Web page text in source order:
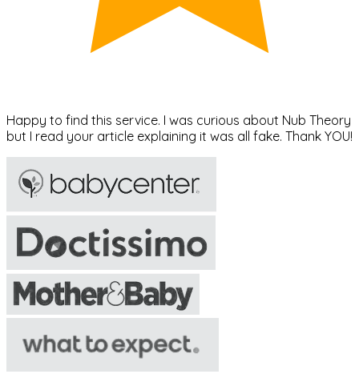
Happy to find this service. I was curious about Nub Theory
but I read your article explaining it was all fake. Thank YOU!